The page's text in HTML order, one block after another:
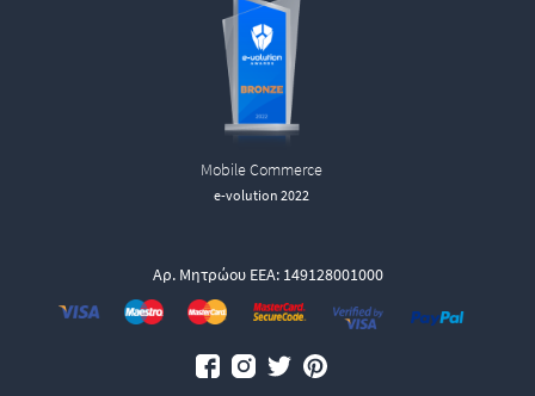
Mobile Commerce
e-volution 2022
Αρ. Μητρώου ΕΕΑ: 149128001000